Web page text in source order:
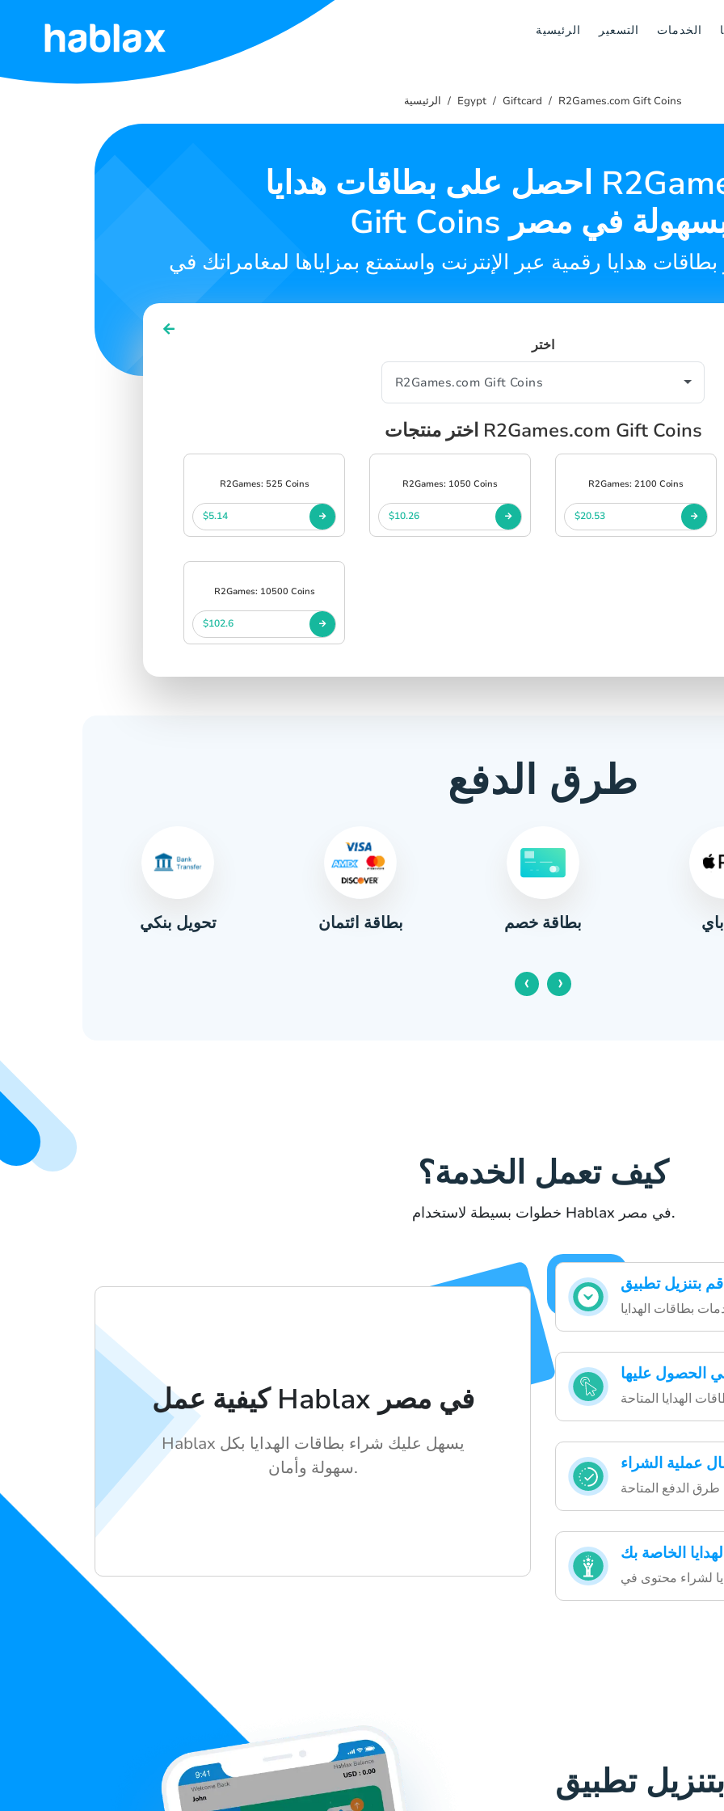
الرئيسية التسعير الخدمات
الرئيسية
الرئيسية Egypt Giftcard R2Games.com Gift Coins
احصل على بطاقات هدايا R2Games.com
اختر
اختر منتجات R2Games.com Gift Coins
R2Games: 525 Coins
$5.14
R2Games: 1050 Coins
$10.26
R2Games: 2100 Coins
$20.53
R2Games: 10500 Coins
$102.6
طرق الدفع
تحويل بنكي بطاقة ائتمان بطاقة خصم
‹ ›
كيف تعمل الخدمة؟
خطوات بسيطة لاستخدام Hablax في مصر.
الحصول عليها
عملية الشراء
الخاصة بك
كيفية عمل Hablax في مصر
Hablax يسهل عليك شراء بطاقات الهدايا بكل
سهولة وأمان.